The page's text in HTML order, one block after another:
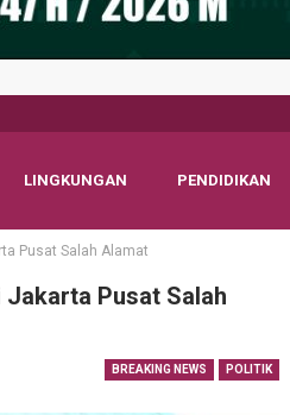
LINGKUNGAN PENDIDIKAN
Pusat Salah Alamat
Pusat Salah
BREAKING NEWS POLITIK